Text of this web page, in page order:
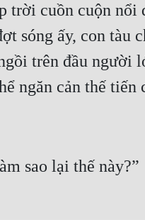
trời cuồn cuộn nổi
sóng ấy, con tàu
trên đầu người
ngăn cản thế tiến
sao lại thế này?”